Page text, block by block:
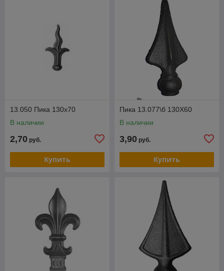
13.050 Пика 130х70
В наличии
2,70 руб.
Купить
Пика 13.077\б 130Х60
В наличии
3,90 руб.
Купить